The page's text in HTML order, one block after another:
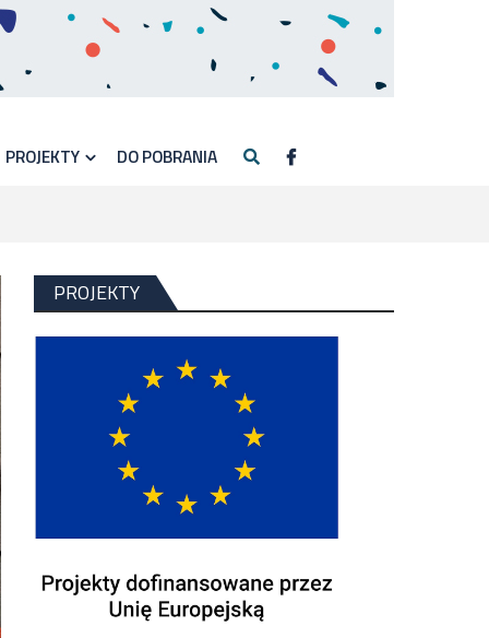
PROJEKTY DO POBRANIA
PROJEKTY